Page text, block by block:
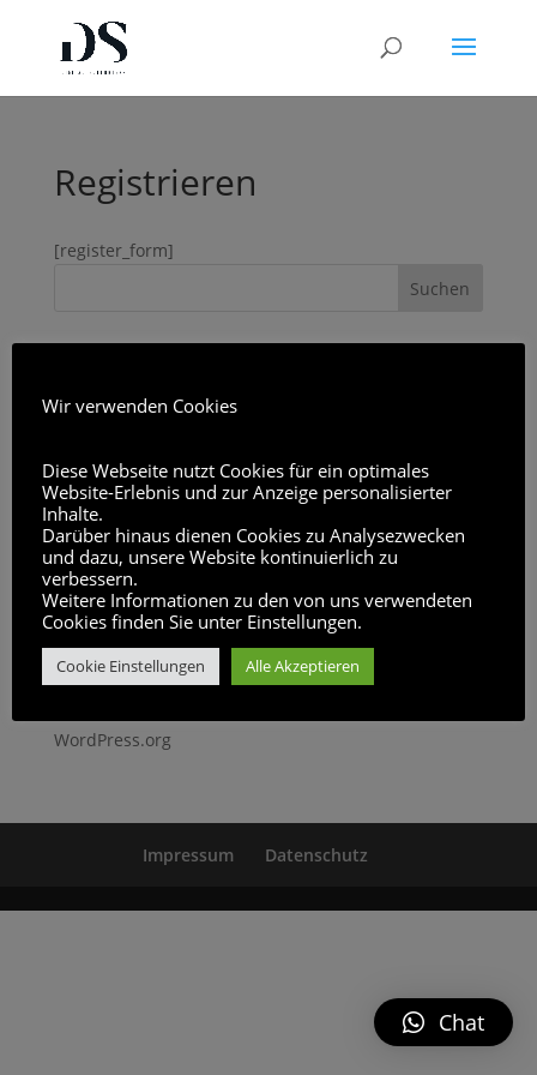
Registrieren
[register_form]
Kategorien
Keine Kategorien
Meta
Anmelden
Eintrags-Feed
WordPress.org
Impressum Datenschutz
Wir verwenden Cookies
Diese Webseite nutzt Cookies für ein optimales
Website-Erlebnis und zur Anzeige personalisierter
Inhalte.
Darüber hinaus dienen Cookies zu Analysezwecken
und dazu, unsere Website kontinuierlich zu
verbessern.
Weitere Informationen zu den von uns verwendeten
Cookies finden Sie unter Einstellungen.
Cookie Einstellungen Alle Akzeptieren
Chat